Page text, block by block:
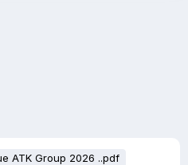
ATK Group 2026 ..pdf